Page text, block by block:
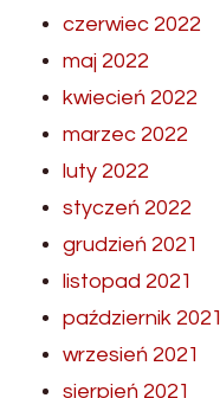
czerwiec 2022
maj 2022
kwiecień 2022
marzec 2022
luty 2022
styczeń 2022
grudzień 2021
listopad 2021
październik 2021
wrzesień 2021
sierpień 2021